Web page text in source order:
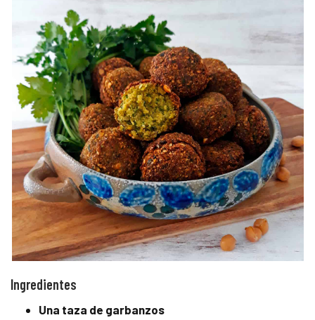
Ingredientes
Una taza de garbanzos